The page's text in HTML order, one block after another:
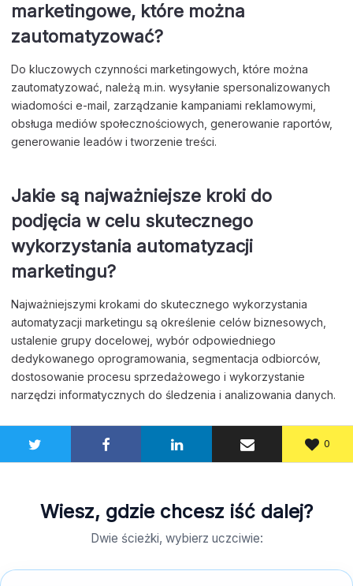
marketingowe, które można
zautomatyzować?
Do kluczowych czynności marketingowych, które można
zautomatyzować, należą m.in. wysyłanie spersonalizowanych
wiadomości e-mail, zarządzanie kampaniami reklamowymi,
obsługa mediów społecznościowych, generowanie raportów,
generowanie leadów i tworzenie treści.
Jakie są najważniejsze kroki do
podjęcia w celu skutecznego
wykorzystania automatyzacji
marketingu?
Najważniejszymi krokami do skutecznego wykorzystania
automatyzacji marketingu są określenie celów biznesowych,
ustalenie grupy docelowej, wybór odpowiedniego
dedykowanego oprogramowania, segmentacja odbiorców,
dostosowanie procesu sprzedażowego i wykorzystanie
narzędzi informatycznych do śledzenia i analizowania danych.
0
Wiesz, gdzie chcesz iść dalej?
Dwie ścieżki, wybierz uczciwie: